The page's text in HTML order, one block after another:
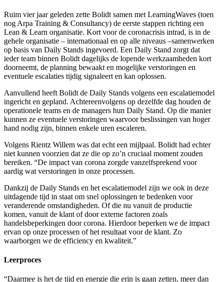
Ruim vier jaar geleden zette Bolidt samen met LearningWaves (toen
nog Arpa Training & Consultancy) de eerste stappen richting een
Lean & Learn organisatie. Kort voor de coronacrisis intrad, is in de
gehele organisatie – internationaal en op alle niveaus –samenwerken
op basis van Daily Stands ingevoerd. Een Daily Stand zorgt dat
ieder team binnen Bolidt dagelijks de lopende werkzaamheden kort
doorneemt, de planning bewaakt en mogelijke verstoringen en
eventuele escalaties tijdig signaleert en kan oplossen.
Aanvullend heeft Bolidt de Daily Stands volgens een escalatiemodel
ingericht en gepland. Achtereenvolgens op dezelfde dag houden de
operationele teams en de managers hun Daily Stand. Op die manier
kunnen ze eventuele verstoringen waarvoor beslissingen van hoger
hand nodig zijn, binnen enkele uren escaleren.
Volgens Rientz Willem was dat echt een mijlpaal. Bolidt had echter
niet kunnen voorzien dat ze die op zo’n cruciaal moment zouden
bereiken. “De impact van corona zorgde vanzelfsprekend voor
aardig wat verstoringen in onze processen.
Dankzij de Daily Stands en het escalatiemodel zijn we ook in deze
uitdagende tijd in staat om snel oplossingen te bedenken voor
veranderende omstandigheden. Of die nu vanuit de productie
komen, vanuit de klant of door externe factoren zoals
handelsbeperkingen door corona. Hierdoor beperken we de impact
ervan op onze processen of het resultaat voor de klant. Zo
waarborgen we de efficiency en kwaliteit.”
Leerproces
“Daarmee is het de tijd en energie die erin is gaan zetten, meer dan